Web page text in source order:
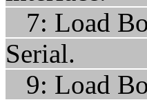
7: Load
9: Load